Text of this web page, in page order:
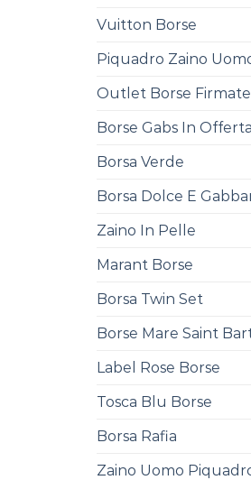
Vuitton Borse
Piquadro Zaino
Outlet Borse Firmate
Borse Gabs In Offerta
Borsa Verde
Borsa Dolce E
Zaino In Pelle
Marant Borse
Borsa Twin Set
Borse Mare Saint
Label Rose Borse
Tosca Blu Borse
Borsa Rafia
Zaino Uomo